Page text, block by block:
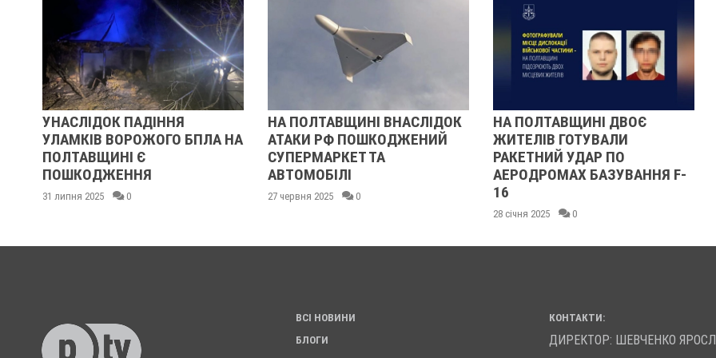
ПАДІННЯ
БПЛА НА
НА ПОЛТАВЩИНІ ВНАСЛІДОК
АТАКИ РФ ПОШКОДЖЕНИЙ
СУПЕРМАРКЕТ ТА
НА ПОЛТАВЩИНІ ДВОЄ
ЖИТЕЛІВ ГОТУВАЛИ
РАКЕТНИЙ УДАР ПО
АЕРОДРОМАХ БАЗУВАННЯ F-
ВНОЧІ
ВОРОЖІ
21 січня 2025
ВСІ НОВИНИ
БЛОГИ
КОНТАКТИ:
ДИРЕКТОР: ШЕВЧЕНКО